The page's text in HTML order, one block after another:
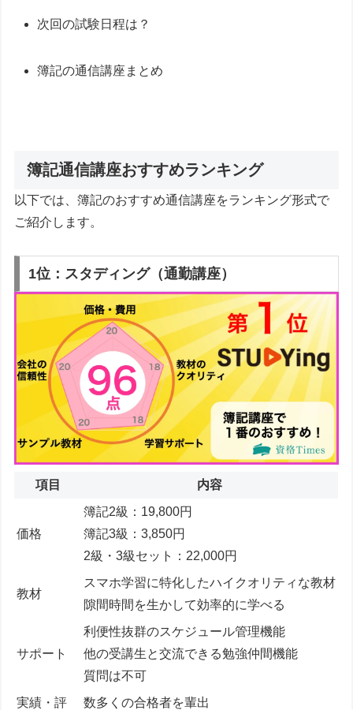
次回の試験日程は？
簿記の通信講座まとめ
簿記通信講座おすすめランキング
以下では、簿記のおすすめ通信講座をランキング形式で
ご紹介します。
1位：スタディング（通勤講座）
項目 内容
価格
簿記2級：19,800円
簿記3級：3,850円
2級・3級セット：22,000円
教材
スマホ学習に特化したハイクオリティな教材
隙間時間を生かして効率的に学べる
サポート
利便性抜群のスケジュール管理機能
他の受講生と交流できる勉強仲間機能
質問は不可
実績・評
数多くの合格者を輩出